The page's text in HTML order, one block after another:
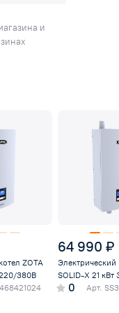
и
ZOTA
380В
64 990 ₽
Электрический
SOLID-X 21 кВт
0 Арт.